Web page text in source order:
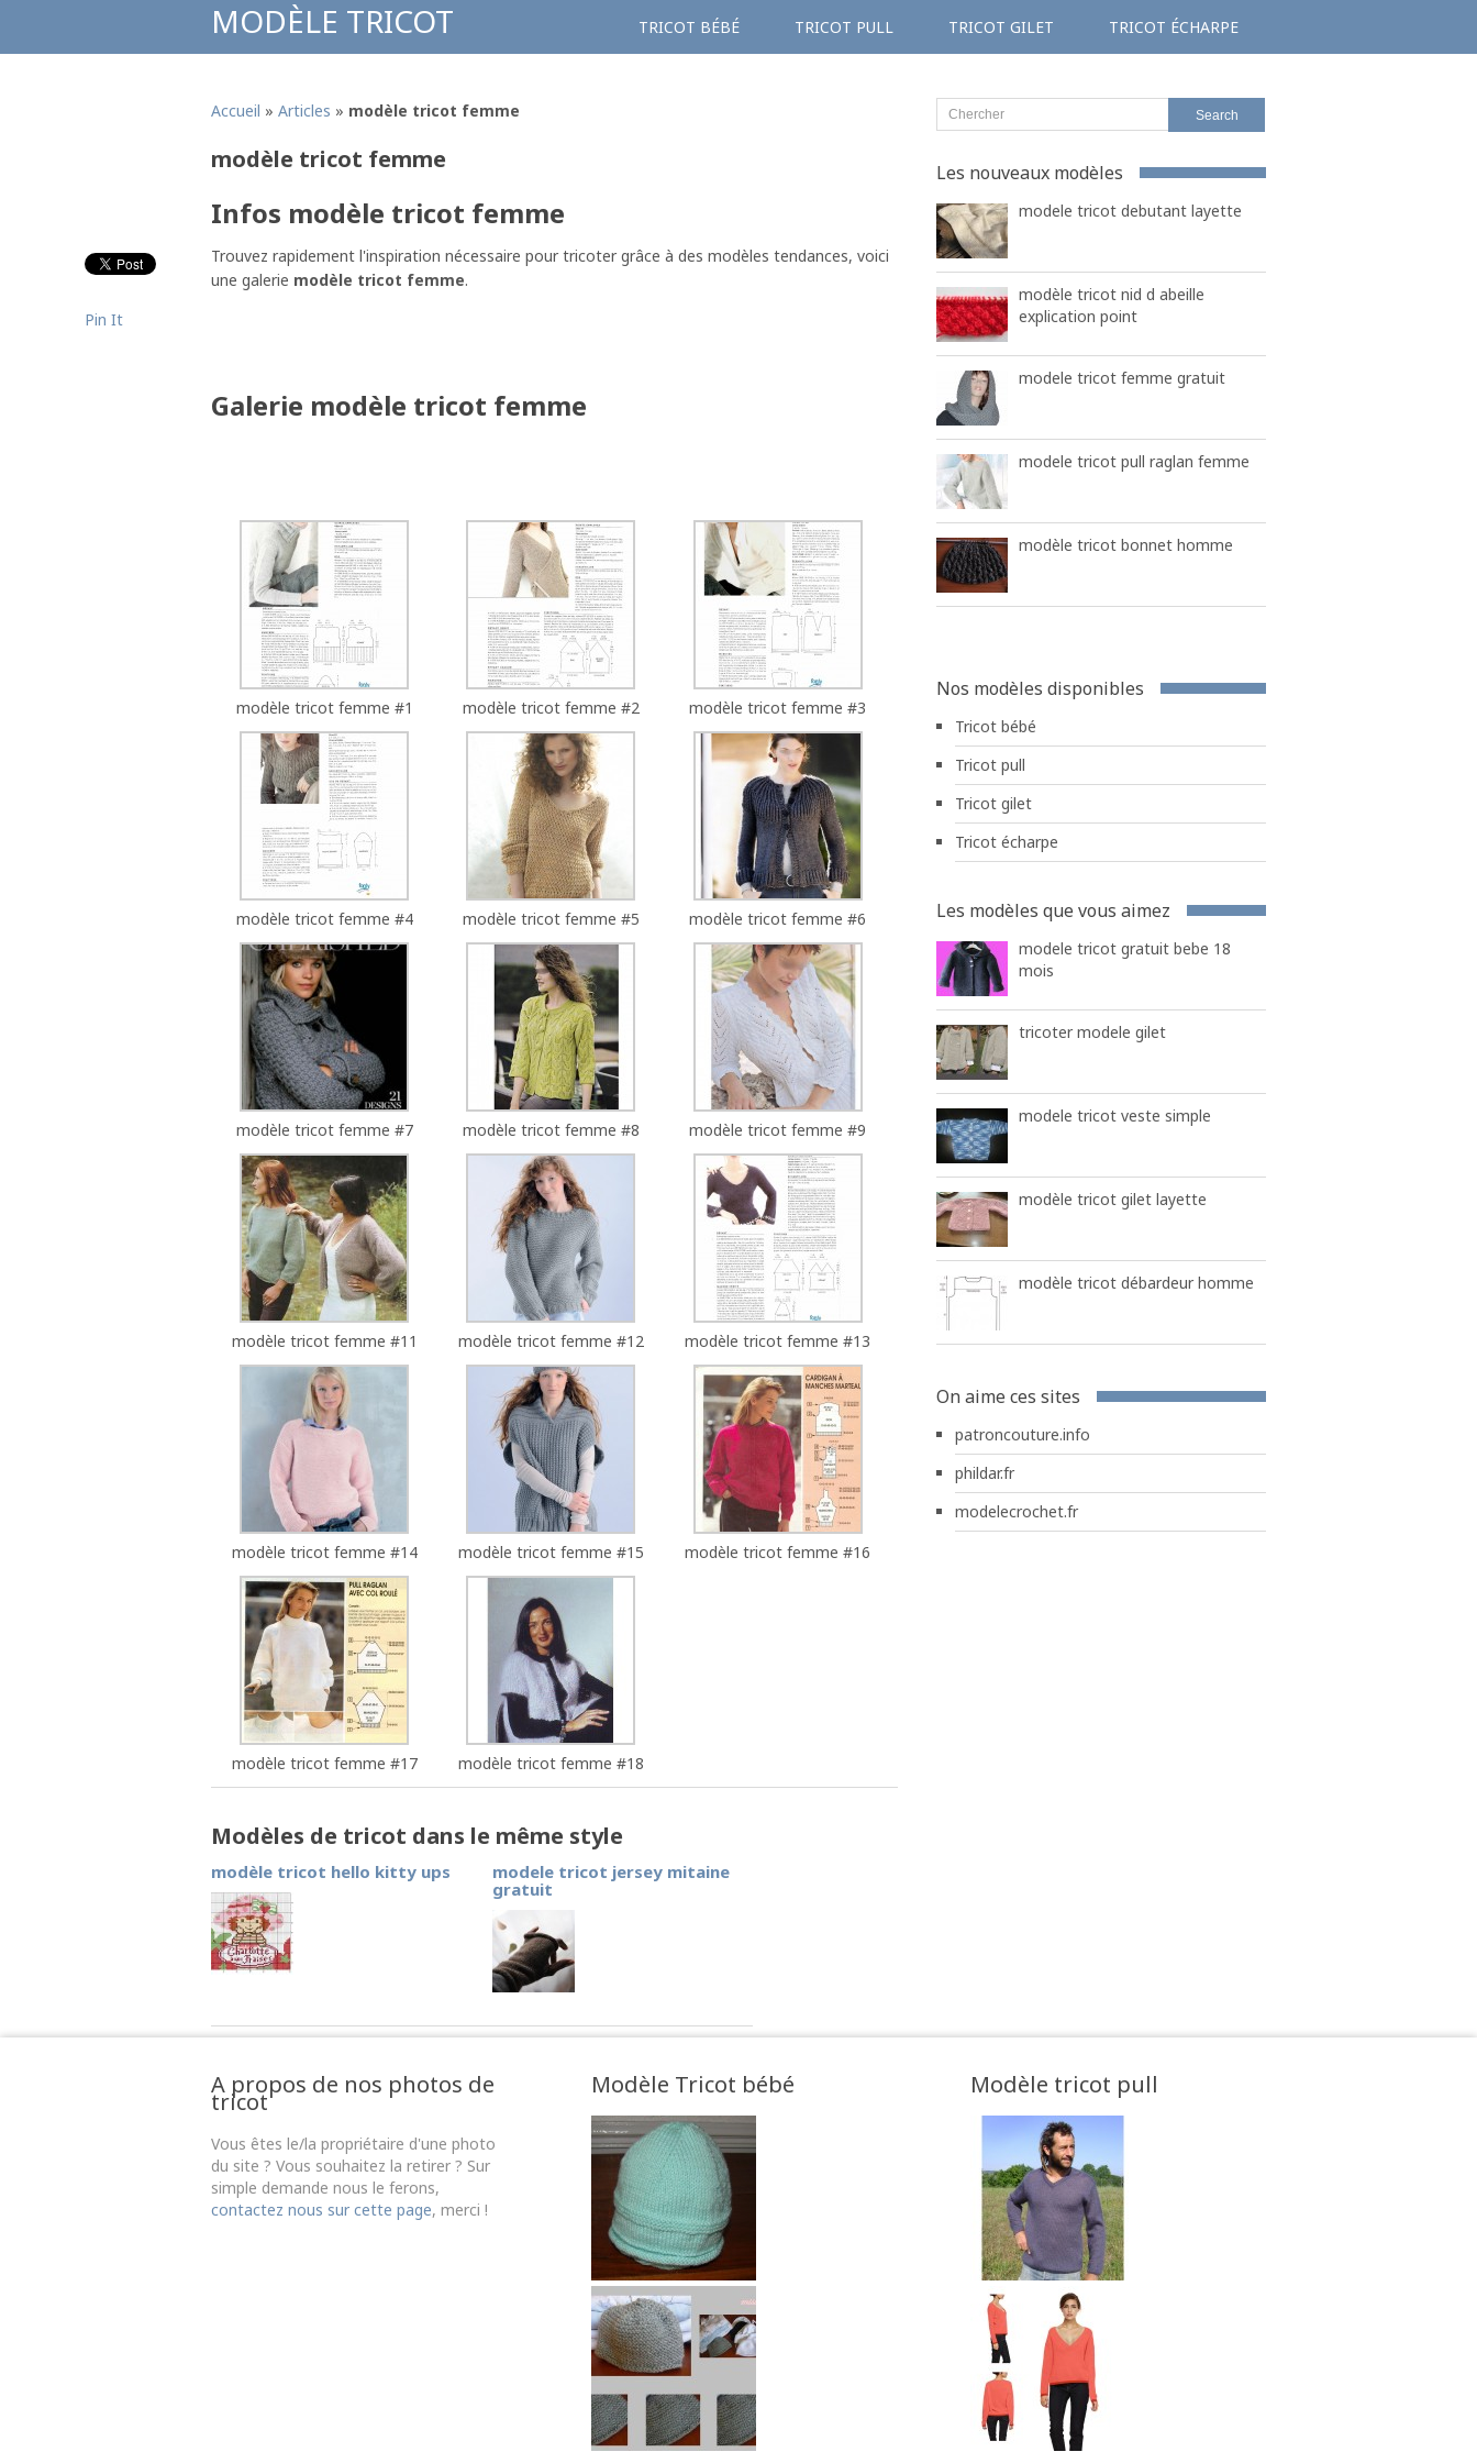
MODÈLE TRICOT TRICOT BÉBÉ TRICOT PULL TRICOT GILET TRICOT ÉCHARPE
Accueil » Articles » modèle tricot femme
modèle tricot femme
Infos modèle tricot femme
Trouvez rapidement l'inspiration nécessaire pour tricoter grâce à des modèles tendances, voici
une galerie modèle tricot femme.
Galerie modèle tricot femme
modèle tricot femme #1 modèle tricot femme #2 modèle tricot femme #3
modèle tricot femme #4 modèle tricot femme #5 modèle tricot femme #6
modèle tricot femme #7 modèle tricot femme #8 modèle tricot femme #9
modèle tricot femme #11 modèle tricot femme #12 modèle tricot femme #13
modèle tricot femme #14 modèle tricot femme #15 modèle tricot femme #16
modèle tricot femme #17 modèle tricot femme #18
Pin It
Modèles de tricot dans le même style
modèle tricot hello kitty ups
modele tricot jersey mitaine
gratuit
Les nouveaux modèles
modele tricot debutant layette
modèle tricot nid d abeille
explication point
modele tricot femme gratuit
modele tricot pull raglan femme
modèle tricot bonnet homme
Nos modèles disponibles
Tricot bébé
Tricot pull
Tricot gilet
Tricot écharpe
Les modèles que vous aimez
modele tricot gratuit bebe 18
mois
tricoter modele gilet
modele tricot veste simple
modèle tricot gilet layette
modèle tricot débardeur homme
On aime ces sites
patroncouture.info
phildar.fr
modelecrochet.fr
A propos de nos photos de
tricot
Vous êtes le/la propriétaire d'une photo
du site ? Vous souhaitez la retirer ? Sur
simple demande nous le ferons,
contactez nous sur cette page, merci !
Modèle Tricot bébé Modèle tricot pull